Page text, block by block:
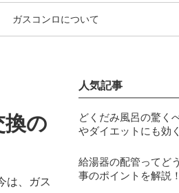
ガスコンロについて
の
は、ガス
人気記事
どくだみ風呂の驚く
やダイエットにも効
給湯器の配管ってど
事のポイントを解説！